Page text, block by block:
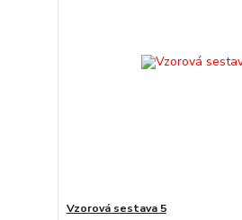
Vzorová sestava 5